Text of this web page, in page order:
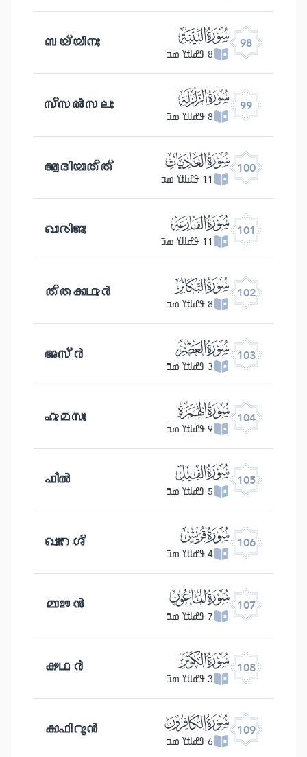
98 ﰏ
8 ߟߝߊߙߌ ߘߏ߫ ബയ്യിനഃ
99 ﰐ
8 ߟߝߊߙߌ ߘߏ߫ സ്സൽസലഃ
100 ﰑ
11 ߟߝߊߙߌ ߘߏ߫ ആദിയാത്ത്
101 ﰒ
11 ߟߝߊߙߌ ߘߏ߫ ഖാരിഅഃ
102 ﰓ
8 ߟߝߊߙߌ ߘߏ߫ ത്തകാഥുർ
103 ﰔ
3 ߟߝߊߙߌ ߘߏ߫ അസ്ർ
104 ﰕ
9 ߟߝߊߙߌ ߘߏ߫ ഹുമസഃ
105 ﰖ
5 ߟߝߊߙߌ ߘߏ߫ ഫീൽ
106 ﰗ
4 ߟߝߊߙߌ ߘߏ߫ ഖുറൈശ്
107 ﰘ
7 ߟߝߊߙߌ ߘߏ߫ മാഊൻ
108 ﰙ
3 ߟߝߊߙߌ ߘߏ߫ കൗഥർ
109 ﰚ
6 ߟߝߊߙߌ ߘߏ߫ കാഫിറൂൻ